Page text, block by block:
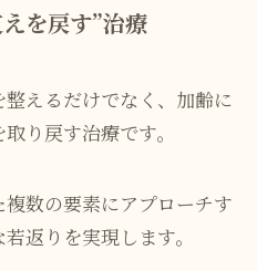
を戻す”治療
えるだけでなく、加齢に
り戻す治療です。
数の要素にアプローチす
返りを実現します。